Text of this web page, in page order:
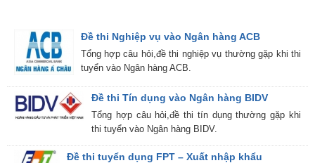
Đề thi Nghiệp vụ vào Ngân hàng ACB
Tổng hợp câu hỏi,đề thi nghiệp vụ thường gặp khi thi
tuyển vào Ngân hàng ACB.
Đề thi Tín dụng vào Ngân hàng BIDV
Tổng hợp câu hỏi,đề thi tín dụng thường gặp khi
thi tuyển vào Ngân hàng BIDV.
Đề thi tuyển dụng FPT – Xuất nhập khẩu